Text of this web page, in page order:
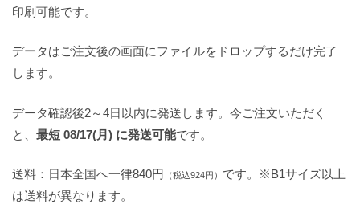
印刷可能です。
データはご注文後の画面にファイルをドロップするだけ完了
します。
データ確認後2～4日以内に発送します。今ご注文いただく
と、 最短 08/17(月) に発送可能です。
送料：日本全国へ一律840円 （税込924円） です。※B1サイズ以上
は送料が異なります。